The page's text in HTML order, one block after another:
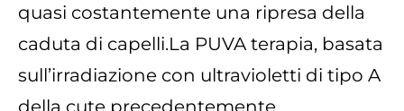
quasi costantemente una ripresa della
caduta di capelli.La PUVA terapia, basata
sull’irradiazione con ultravioletti di tipo A
della cute precedentemente